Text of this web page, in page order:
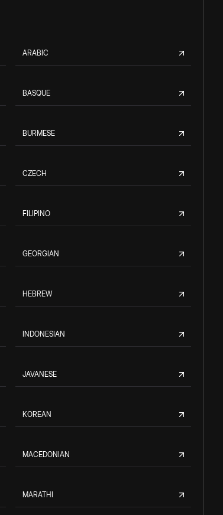
ARABIC
BASQUE
BURMESE
CZECH
FILIPINO
GEORGIAN
HEBREW
INDONESIAN
JAVANESE
KOREAN
MACEDONIAN
MARATHI